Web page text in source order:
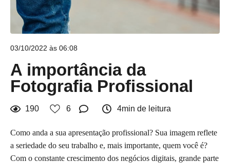
03/10/2022 às 06:08
A importância da
Fotografia Profissional
190 6 4min de leitura
Como anda a sua apresentação profissional? Sua imagem reflete
a seriedade do seu trabalho e, mais importante, quem você é?
Com o constante crescimento dos negócios digitais, grande parte